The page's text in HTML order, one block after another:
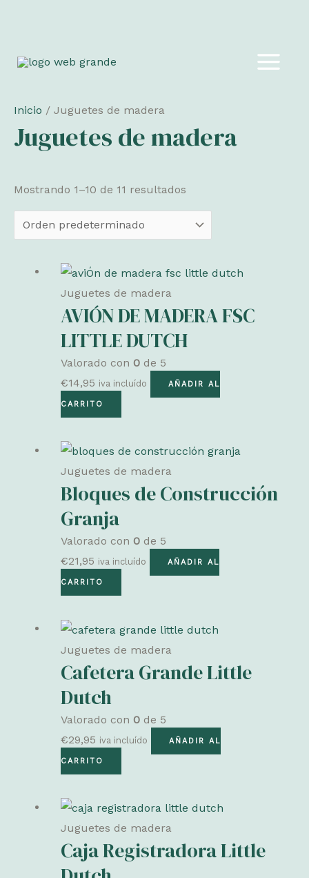
MAIN
Inicio / Juguetes de madera
Juguetes de madera
Mostrando 1–10 de 11 resultados
Juguetes de madera
AVIÓN DE MADERA FSC
LITTLE DUTCH
Valorado con 0 de 5
€14,95 iva incluído AÑADIR AL
CARRITO
Juguetes de madera
Bloques de Construcción
Granja
Valorado con 0 de 5
€21,95 iva incluído AÑADIR AL
CARRITO
Juguetes de madera
Cafetera Grande Little
Dutch
Valorado con 0 de 5
€29,95 iva incluído AÑADIR AL
CARRITO
Juguetes de madera
Caja Registradora Little